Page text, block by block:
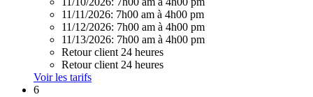
11/11/2026: 7h00 am à 4h00 pm
11/12/2026: 7h00 am à 4h00 pm
11/13/2026: 7h00 am à 4h00 pm
Retour client 24 heures
Retour client 24 heures
Voir les tarifs
6